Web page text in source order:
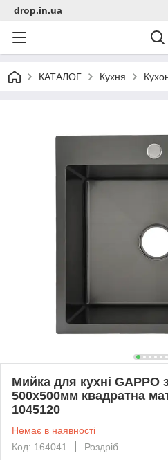
drop.in.ua
КАТАЛОГ Кухня
Мийка для кухні GAPPO
500x500мм квадратна
1045120
Немає в наявності
Код: 164041
Роздріб